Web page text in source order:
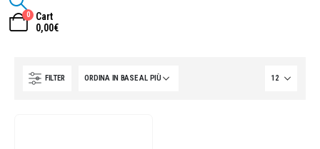
0
Cart
0,00€
FILTER